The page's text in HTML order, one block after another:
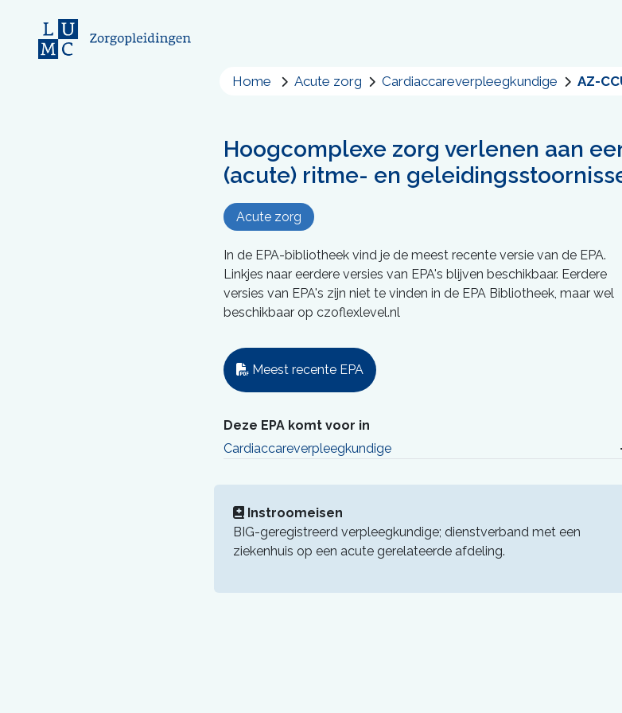
Home Acute zorg Cardiaccareverpleegkundige AZ-
Hoogcomplexe zorg verlenen aan
(acute) ritme- en
Acute zorg
In de EPA-bibliotheek vind je de meest recente versie van de EPA.
Linkjes naar eerdere versies van EPA's blijven beschikbaar. Eerdere
versies van EPA's zijn niet te vinden in de EPA Bibliotheek, maar wel
beschikbaar op czoflexlevel.nl
Meest recente EPA
Deze EPA komt voor in
Cardiaccareverpleegkundige
Instroomeisen
BIG-geregistreerd verpleegkundige; dienstverband met een
ziekenhuis op een acute gerelateerde afdeling.